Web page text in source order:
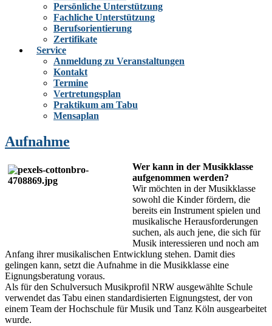
Persönliche Unterstützung
Fachliche Unterstützung
Berufsorientierung
Zertifikate
Service
Anmeldung zu Veranstaltungen
Kontakt
Termine
Vertretungsplan
Praktikum am Tabu
Mensaplan
Aufnahme
Wer kann in der Musikklasse
aufgenommen werden?
Wir möchten in der Musikklasse
sowohl die Kinder fördern, die
bereits ein Instrument spielen und
musikalische Herausforderungen
suchen, als auch jene, die sich für
Musik interessieren und noch am
Anfang ihrer musikalischen Entwicklung stehen. Damit dies
gelingen kann, setzt die Aufnahme in die Musikklasse eine
Eignungsberatung voraus.
Als für den Schulversuch Musikprofil NRW ausgewählte Schule
verwendet das Tabu einen standardisierten Eignungstest, der von
einem Team der Hochschule für Musik und Tanz Köln ausgearbeitet
wurde.